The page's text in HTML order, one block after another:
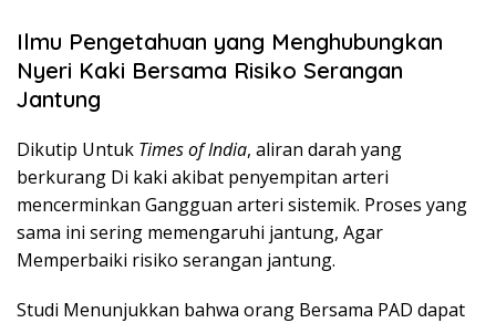
Ilmu Pengetahuan yang Menghubungkan
Nyeri Kaki Bersama Risiko Serangan
Jantung
Dikutip Untuk Times of India, aliran darah yang
berkurang Di kaki akibat penyempitan arteri
mencerminkan Gangguan arteri sistemik. Proses yang
sama ini sering memengaruhi jantung, Agar
Memperbaiki risiko serangan jantung.
Studi Menunjukkan bahwa orang Bersama PAD dapat